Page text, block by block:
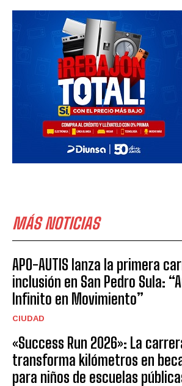
MÁS NOTICIAS
APO-AUTIS lanza la primera
inclusión en San Pedro Sula:
Infinito en Movimiento”
CIUDAD
«Success Run 2026»: La
transforma kilómetros en
para niños de escuelas